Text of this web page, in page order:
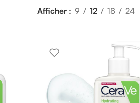
Afficher 9 12 18 24